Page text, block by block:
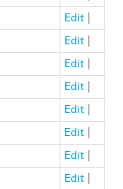
Edit |
Edit |
Edit |
Edit |
Edit |
Edit |
Edit |
Edit |